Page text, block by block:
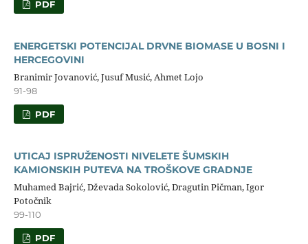
PDF
ENERGETSKI POTENCIJAL DRVNE BIOMASE U BOSNI I
HERCEGOVINI
Branimir Jovanović, Jusuf Musić, Ahmet Lojo
91-98
PDF
UTICAJ ISPRUŽENOSTI NIVELETE ŠUMSKIH
KAMIONSKIH PUTEVA NA TROŠKOVE GRADNJE
Muhamed Bajrić, Dževada Sokolović, Dragutin Pičman, Igor
Potočnik
99-110
PDF